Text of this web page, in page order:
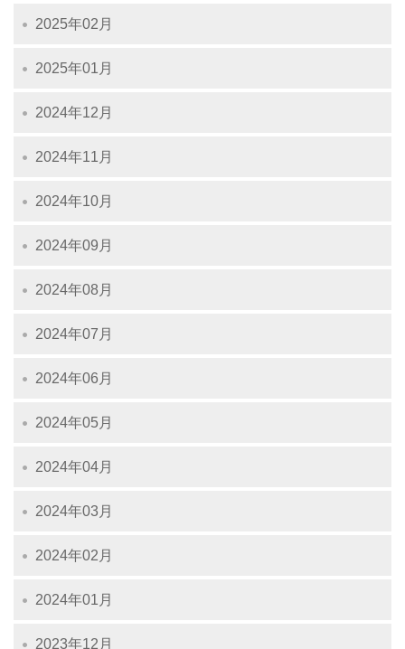
2025年02月
2025年01月
2024年12月
2024年11月
2024年10月
2024年09月
2024年08月
2024年07月
2024年06月
2024年05月
2024年04月
2024年03月
2024年02月
2024年01月
2023年12月